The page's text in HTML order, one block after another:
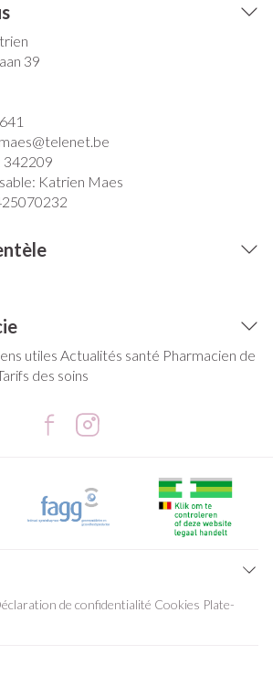
39
telenet.be
342209
Katrien Maes
utiles Actualités santé Pharmacien de
des soins
de confidentialité Cookies Plate-